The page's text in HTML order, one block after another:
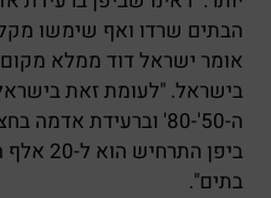
הבתים שרדו ואף שימשו
אומר ישראל דוד ממלא מקום
בישראל. "לעומת זאת
ה-50'-80' וברעידת
בתים".